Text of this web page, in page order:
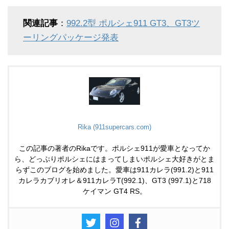
関連記事 ： 992.2型 ポルシェ911 GT3、GT3ツ
ーリングパッケージ発表
Rika (911supercars.com)
この記事の著者のRikaです。ポルシェ911が愛車となってか
ら、どっぷりポルシェにはまってしまいポルシェ大好きがとま
らずこのブログを始めました。愛車は911カレラ(991.2)と911
カレラカブリオレ＆911カレラT(992.1)、GT3 (997.1)と718
ケイマン GT4 RS。